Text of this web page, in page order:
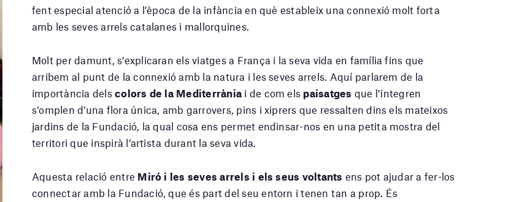
fent especial atenció a l’època de la infància en què estableix una connexió molt forta
amb les seves arrels catalanes i mallorquines.
Molt per damunt, s’explicaran els viatges a França i la seva vida en família fins que
arribem al punt de la connexió amb la natura i les seves arrels. Aquí parlarem de la
importància delscolors de la Mediterrània i de com els paisatges que l’integren
s’omplen d’una flora única, amb garrovers, pins i xiprers que ressalten dins els mateixos
jardins de la Fundació, la qual cosa ens permet endinsar-nos en una petita mostra del
territori que inspirà l’artista durant la seva vida.
Aquesta relació entre Miró i les seves arrels i els seus voltants ens pot ajudar a fer-los
connectar amb la Fundació, que és part del seu entorn i tenen tan a prop. És